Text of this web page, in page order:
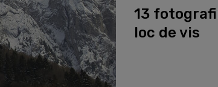
13
loc de vis